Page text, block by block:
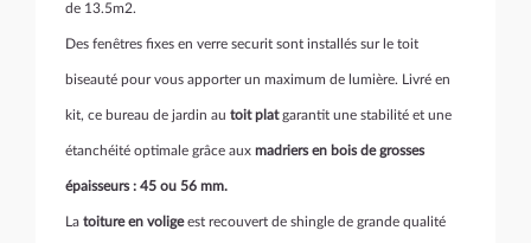
de 13.5m2.
Des fenêtres fixes en verre securit sont installés sur le toit
biseauté pour vous apporter un maximum de lumière. Livré en
kit, ce bureau de jardin au toit platgarantit une stabilité et une
étanchéité optimale grâce aux madriers en bois de grosses
épaisseurs : 45 ou 56 mm.
La toiture en voligeest recouvert de shingle de grande qualité